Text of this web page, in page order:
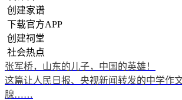
创建家谱
下载官方APP
创建祠堂
社会热点
张军桥，山东的儿子，中国的英雄！
这篇让人民日报、央视新闻转发的中学作
腺……